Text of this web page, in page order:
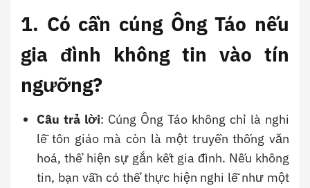
1. Có cần cúng Ông Táo nếu
gia đình không tin vào tín
ngưỡng?
Câu trả lời: Cúng Ông Táo không chỉ là nghi
lễ tôn giáo mà còn là một truyền thống văn
hoá, thể hiện sự gắn kết gia đình. Nếu không
tin, bạn vẫn có thể thực hiện nghi lễ như một